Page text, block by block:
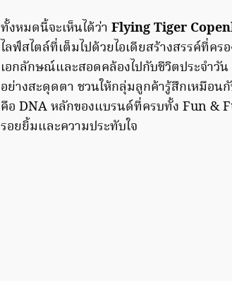
ทั้งหมดนี้จะเห็นได้ว่า Flying Tiger
ไลฟ์สไตล์ที่เต็มไปด้วยไอเดียสร้างสรรค์ที่
เอกลักษณ์และสอดคล้องไปกับชีวิตประจำวั
อย่างสะดุดตา ชวนให้กลุ่มลูกค้ารู้สึกเหมือน
คือ DNA หลักของแบรนด์ที่ครบทั้ง Fun &
รอยยิ้มและความประทับใจ